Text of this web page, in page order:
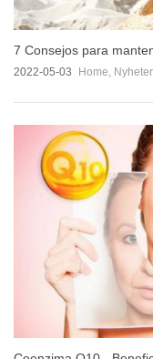
7 Consejos para
2022-05-03 Home, Nyheter